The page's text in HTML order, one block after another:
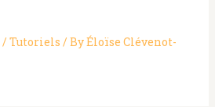
/ Tutoriels / ByÉloïse Clévenot-